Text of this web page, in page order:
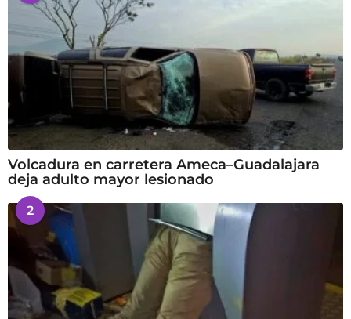
Volcadura en carretera Ameca–Guadalajara
deja adulto mayor lesionado
2